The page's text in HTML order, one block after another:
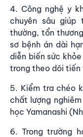
4. Công nghệ y
chuyên sâu giúp
thường, tổn
sơ bệnh án dài
diễn biến sức
trong theo dõi tiến
5. Kiểm tra chéo
chất lượng
học Yamanashi
6. Trong trường